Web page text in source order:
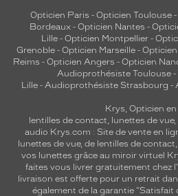
Opticien Paris - Opticien Toulouse-
Bordeaux- Opticien Nantes -
Lille - Opticien Montpellier -
Grenoble - Opticien Marseille -
Reims - Opticien Angers - Opticien
Audioprothésiste Toulouse-
Lille- Audioprothésiste Strasbourg -
Krys, Opticien en
lentilles de contact lunettes de vue,
audio Krys.com : Site de vente en
lunettes de vue, de lentilles de contact
vos lunettes grâce au miroir virtuel
faites vous livrer gratuitement chez
livraison est offerte pour un retrait
également de la garantie "Satisfait